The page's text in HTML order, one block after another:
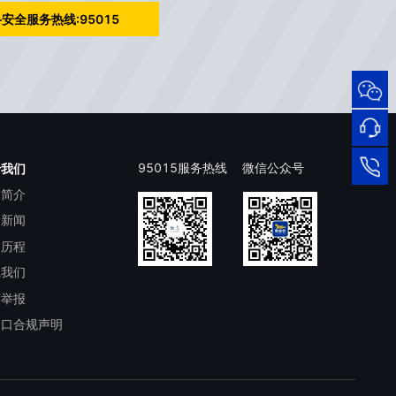
95015
网络
安全
服务
热线
在线
安全服务热线:95015
们
介
闻
程
们
报
合规声明
95015服务热线 微信公众号